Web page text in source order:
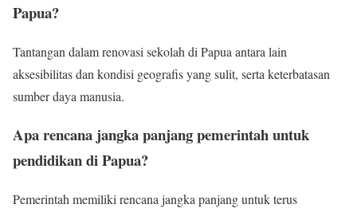
Papua?
Tantangan dalam renovasi sekolah di Papua antara lain
aksesibilitas dan kondisi geografis yang sulit, serta keterbatasan
sumber daya manusia.
Apa rencana jangka panjang pemerintah untuk
pendidikan di Papua?
Pemerintah memiliki rencana jangka panjang untuk terus